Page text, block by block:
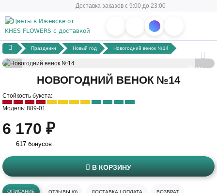
Доставка заказов с 9:00 до 23:00
Праздники Новый год Новогодний венок №14
40 см
НОВОГОДНИЙ ВЕНОК №14
Стойкость букета:
Модель: 889-01
6 170 ₽
617 бонусов
В КОРЗИНУ
ОПИСАНИЕ ОТЗЫВЫ (0) ДОСТАВКА | ОПЛАТА ВОЗВРАТ